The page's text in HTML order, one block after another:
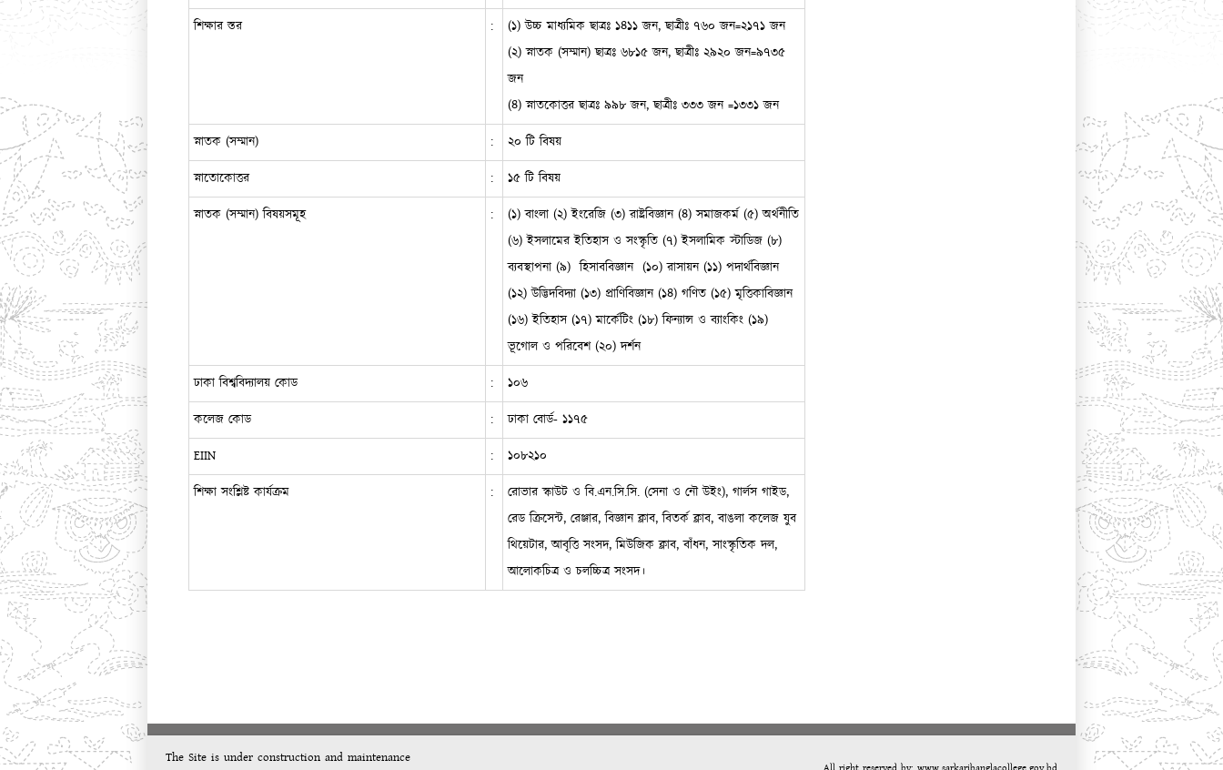
শিক্ষার স্তর
:
(১) উচ্চ মাধ্যমিক ছাত্রঃ ১৪১১ জন, ছাত্রীঃ ৭৬০ জন=২১৭১ জন
(২) স্নাতক (সম্মান) ছাত্রঃ ৬৮১৫ জন, ছাত্রীঃ ২৯২০ জন=৯৭৩৫
জন
(৪) স্নাতকোত্তর ছাত্রঃ ৯৯৮ জন, ছাত্রীঃ ৩৩৩ জন =১৩৩১ জন
স্নাতক (সম্মান)
:
২০ টি বিষয়
স্নাতোকোত্তর
:
১৫ টি বিষয়
স্নাতক (সম্মান) বিষয়সমূহ
:
(১) বাংলা (২) ইংরেজি (৩) রাষ্ট্রবিজ্ঞান (৪) সমাজকর্ম (৫) অর্থনীতি
(৬) ইসলামের ইতিহাস ও সংস্কৃতি (৭) ইসলামিক স্টাডিজ (৮)
ব্যবস্থাপনা (৯) হিসাববিজ্ঞান (১০) রাসায়ন (১১) পদার্থবিজ্ঞান
(১২) উদ্ভিদবিদ্যা (১৩) প্রাণিবিজ্ঞান (১৪) গণিত (১৫) মৃত্তিকাবিজ্ঞান
(১৬) ইতিহাস (১৭) মার্কেটিং (১৮) ফিন্যান্স ও ব্যাংকিং (১৯)
ভূগোল ও পরিবেশ (২০) দর্শন
ঢাকা বিশ্ববিদ্যালয় কোড
:
১০৬
কলেজ কোড
:
ঢাকা বোর্ড- ১১৭৫
EIIN
:
১০৮২১০
শিক্ষা সংশ্লিষ্ট কার্যক্রম
:
রোভার স্কাউট ও বি.এন.সি.সি. (সেনা ও নৌ উইং), গার্লস গাইড,
রেড ক্রিসেন্ট, রেঞ্জার, বিজ্ঞান ক্লাব, বিতর্ক ক্লাব, বাঙলা কলেজ যুব
থিয়েটার, আবৃত্তি সংসদ, মিউজিক ক্লাব, বাঁধন, সাংস্কৃতিক দল,
আলোকচিত্র ও চলচ্চিত্র সংসদ।
The Site is under construction and maintenance